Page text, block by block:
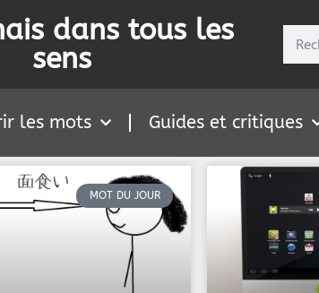
dans tous les
sens
les mots Guides et critiques
MOT DU JOUR